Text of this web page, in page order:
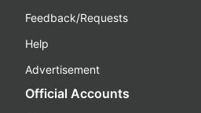
Feedback/Requests
Help
Advertisement
Official Accounts